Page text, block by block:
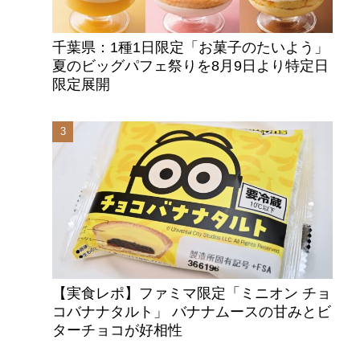
千葉県：1種1日限定「お菓子のたいよう」
夏のビッグパフェ祭りを8月9日より特定日
限定展開
【実食レポ】ファミマ限定「ミニオン チョ
コバナナタルト」 バナナムースの甘みとビ
ターチョコが好相性